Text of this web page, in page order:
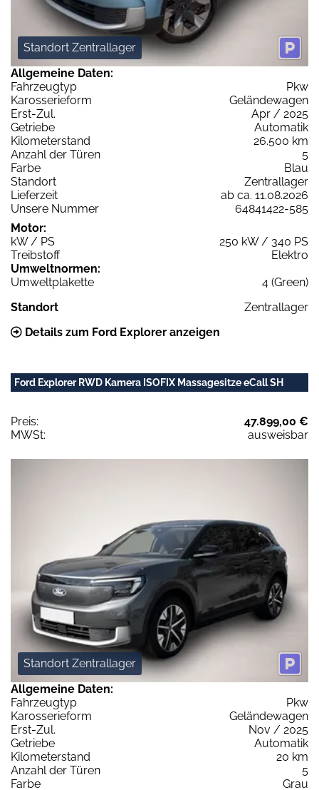
Standort Zentrallager
Allgemeine Daten:
Fahrzeugtyp
Pkw
Karosserieform
Geländewagen
Erst-Zul.
Apr / 2025
Getriebe
Automatik
Kilometerstand
26.500 km
Anzahl der Türen
5
Farbe
Blau
Standort
Zentrallager
Lieferzeit
ab ca. 11.08.2026
Unsere Nummer
64841422-585
Motor:
kW / PS
250 kW / 340 PS
Treibstoff
Elektro
Umweltnormen:
Umweltplakette
4 (Green)
Standort
Zentrallager
Details zum Ford Explorer anzeigen
Ford Explorer RWD Kamera ISOFIX Massagesitze eCall SH
Preis:
47.899,00 €
MWSt:
ausweisbar
Standort Zentrallager
Allgemeine Daten:
Fahrzeugtyp
Pkw
Karosserieform
Geländewagen
Erst-Zul.
Nov / 2025
Getriebe
Automatik
Kilometerstand
20 km
Anzahl der Türen
5
Farbe
Grau